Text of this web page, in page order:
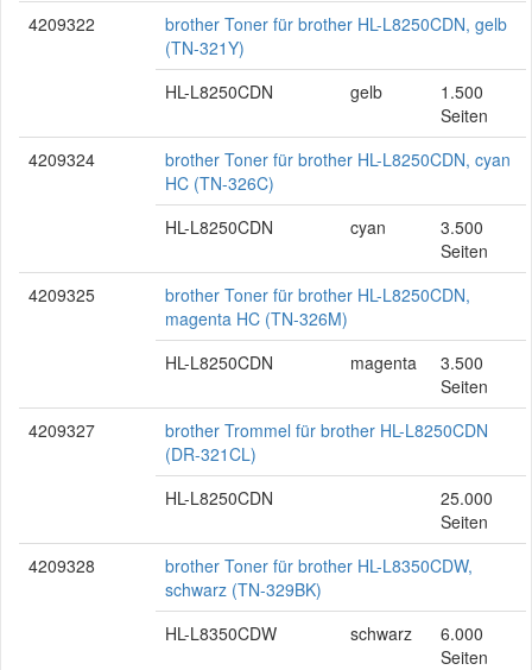
4209322
brother Toner für brother HL-L8250CDN, gelb
(TN-321Y)
HL-L8250CDN
gelb
1.500
Seiten
4209324
brother Toner für brother HL-L8250CDN, cyan
HC (TN-326C)
HL-L8250CDN
cyan
3.500
Seiten
4209325
brother Toner für brother HL-L8250CDN,
magenta HC (TN-326M)
HL-L8250CDN
magenta
3.500
Seiten
4209327
brother Trommel für brother HL-L8250CDN
(DR-321CL)
HL-L8250CDN
25.000
Seiten
4209328
brother Toner für brother HL-L8350CDW,
schwarz (TN-329BK)
HL-L8350CDW
schwarz
6.000
Seiten